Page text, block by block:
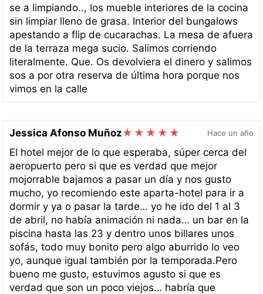
se a limpiando.., los mueble interiores de la cocina
sin limpiar lleno de grasa. Interior del bungalows
apestando a flip de cucarachas. La mesa de afuera
de la terraza mega sucio. Salimos corriendo
literalmente. Que. Os devolviera el dinero y salimos
sos a por otra reserva de última hora porque nos
vimos en la calle
Jessica Afonso Muñoz Hace un año
El hotel mejor de lo que esperaba, súper cerca del
aeropuerto pero si que es verdad que mejor
mojorrable bajamos a pasar un día y nos gusto
mucho, yo recomiendo este aparta-hotel para ir a
dormir y ya o pasar la tarde… yo he ido del 1 al 3
de abril, no había animación ni nada… un bar en la
piscina hasta las 23 y dentro unos billares unos
sofás, todo muy bonito pero algo aburrido lo veo
yo, aunque igual también por la temporada.Pero
bueno me gusto, estuvimos agusto si que es
verdad que son un poco viejos… habría que